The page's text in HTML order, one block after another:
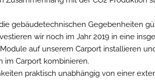
gebäudetechnischen Gegebenheiten
wir noch im Jahr 2019 in eine
auf unserem Carport installieren
im Carport kombinieren.
praktisch unabhängig von einer